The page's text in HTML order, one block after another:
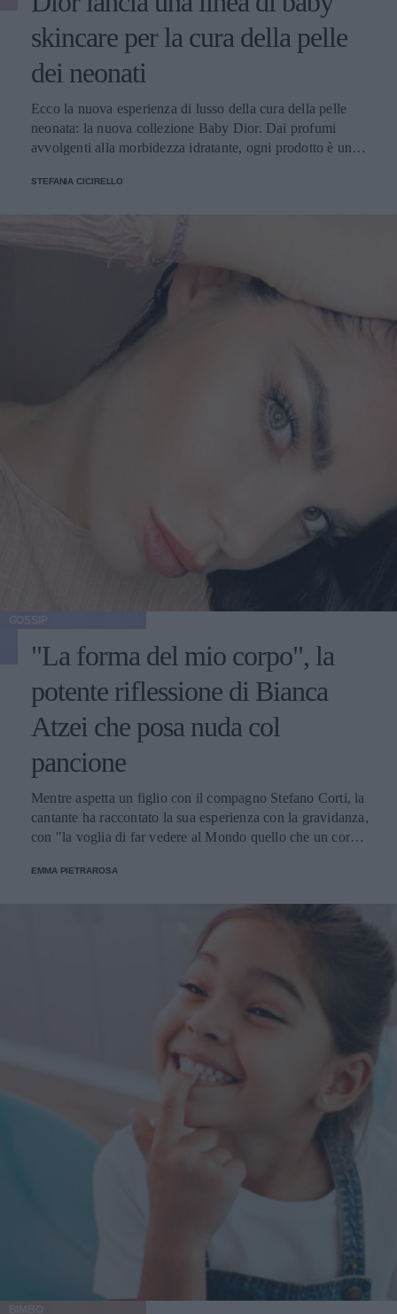
skincare per la cura della pelle
dei neonati
Ecco la nuova esperienza di lusso della cura della pelle
neonata: la nuova collezione Baby Dior. Dai profumi
avvolgenti alla morbidezza idratante, ogni prodotto è una
STEFANIA CICIRELLO
"La forma del mio corpo", la
potente riflessione di Bianca
Atzei che posa nuda col
pancione
Mentre aspetta un figlio con il compagno Stefano Corti, la
cantante ha raccontato la sua esperienza con la gravidanza,
con "la voglia di far vedere al Mondo quello che un corpo
EMMA PIETRAROSA